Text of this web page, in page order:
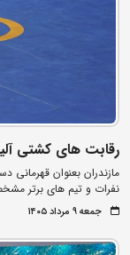
رقابت های کشتی
مازندران بعنوان قهرمانی
نفرات و تیم های برتر
جمعه ۹ مرداد ۱۴۰۵